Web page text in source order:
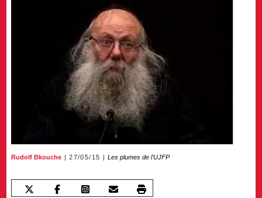
Rudolf Bkouche 27/05/15 Les plumes de l'UJFP